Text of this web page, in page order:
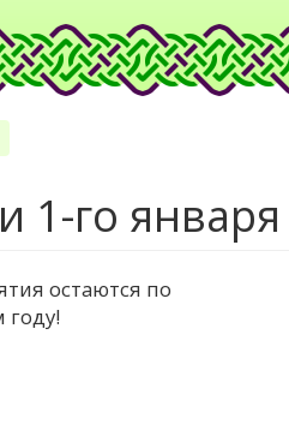
1-го января
остаются по